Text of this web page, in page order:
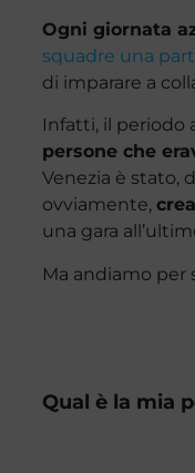
Ogni giornata
squadre una
di imparare a
Infatti, il periodo
persone che
Venezia è stato,
ovviamente,
una gara
Ma andiamo per
Qual è la mia